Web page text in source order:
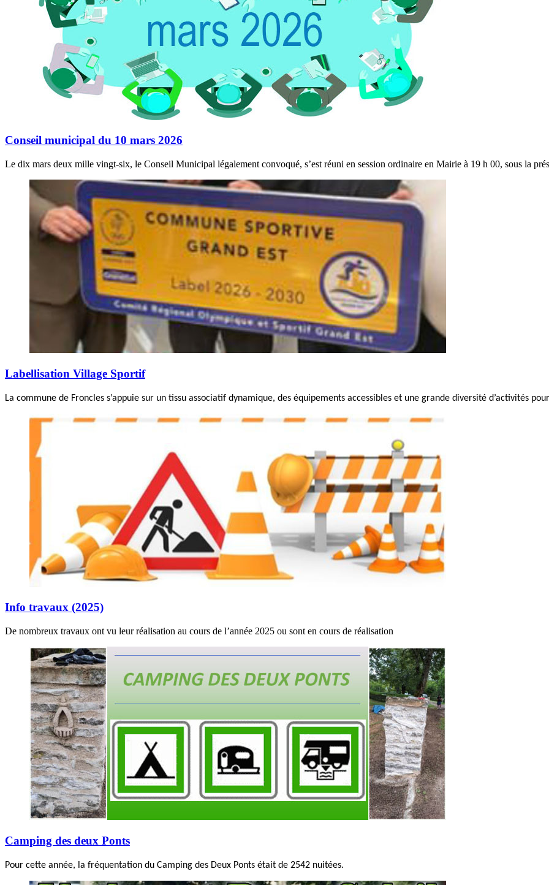
Conseil municipal du 10 mars 2026
Le dix mars deux mille vingt-six, le Conseil Municipal légalement convoqué, s’est réuni en session ordinaire en Mairie à 19 h 00, sous la
Labellisation Village Sportif
La commune de Froncles s’appuie sur un tissu associatif dynamique, des équipements accessibles et une grande diversité d’activités
Info travaux (2025)
De nombreux travaux ont vu leur réalisation au cours de l’année 2025 ou sont en cours de réalisation
Camping des deux Ponts
Pour cette année, la fréquentation du Camping des Deux Ponts était de 2542 nuitées.